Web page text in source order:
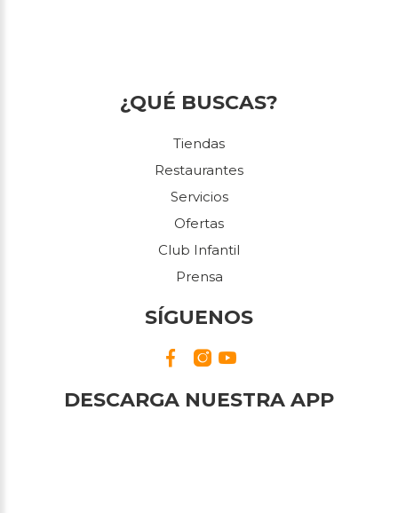
¿QUÉ BUSCAS?
Tiendas
Restaurantes
Servicios
Ofertas
Club Infantil
Prensa
SÍGUENOS
DESCARGA NUESTRA APP